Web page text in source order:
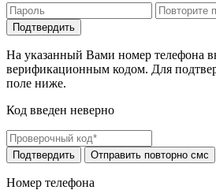
На указанный Вами номер телефона
верификационным кодом. Для
поле ниже.
Код введен неверно
Номер телефона